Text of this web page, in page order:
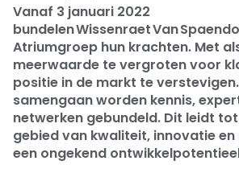
Vanaf 3 januari 2022
bundelen Wissenraet Van
Atriumgroep hun krachten. Met
meerwaarde te vergroten voor
positie in de markt te
samengaan worden kennis,
netwerken gebundeld. Dit leidt
gebied van kwaliteit, innovatie
een ongekend